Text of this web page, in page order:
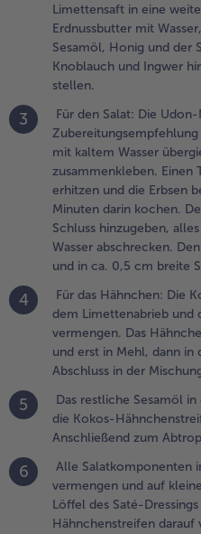
Den
waschen,
und in ca. 0,5
breite Streifen
Die
mit einem
Hähnchen
und
in Mehl,
Ei
zum
in
Mischung
Limettensaft in eine
Erdnussbutter mit
Sesamöl, Honig und der
Knoblauch und Ingwer
stellen.
3
Für den Salat: Die
mit kaltem Wasser
zusammenkleben. Einen
erhitzen und die Erbsen
Minuten darin kochen.
Schluss hinzugeben,
Wasser abschrecken.
und in ca. 0,5 cm breite
4
Für das Hähnchen: Die
dem Limettenabrieb und
vermengen. Das
und erst in Mehl, dann
Abschluss in der
5
Das restliche Sesamöl
die Kokos-
Anschließend zum
6
Alle Salatkomponenten
vermengen und auf
Löffel des Saté-
Hähnchenstreifen darauf